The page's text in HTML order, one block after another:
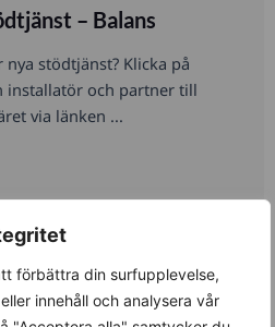
förbättra din surfupplevelse,
innehåll och analysera vår
– Balans
stödtjänst? Klicka på
installatör och partner till
via länken ...